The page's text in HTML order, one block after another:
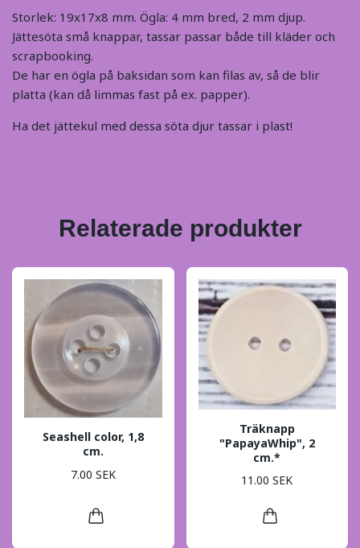
Storlek: 19x17x8 mm. Ögla: 4 mm bred, 2 mm djup.
Jättesöta små knappar, tassar passar både till kläder och
scrapbooking.
De har en ögla på baksidan som kan filas av, så de blir
platta (kan då limmas fast på ex. papper).
Ha det jättekul med dessa söta djur tassar i plast!
Relaterade produkter
Seashell color, 1,8
cm.
7.00 SEK
Träknapp
"PapayaWhip", 2
cm.*
11.00 SEK